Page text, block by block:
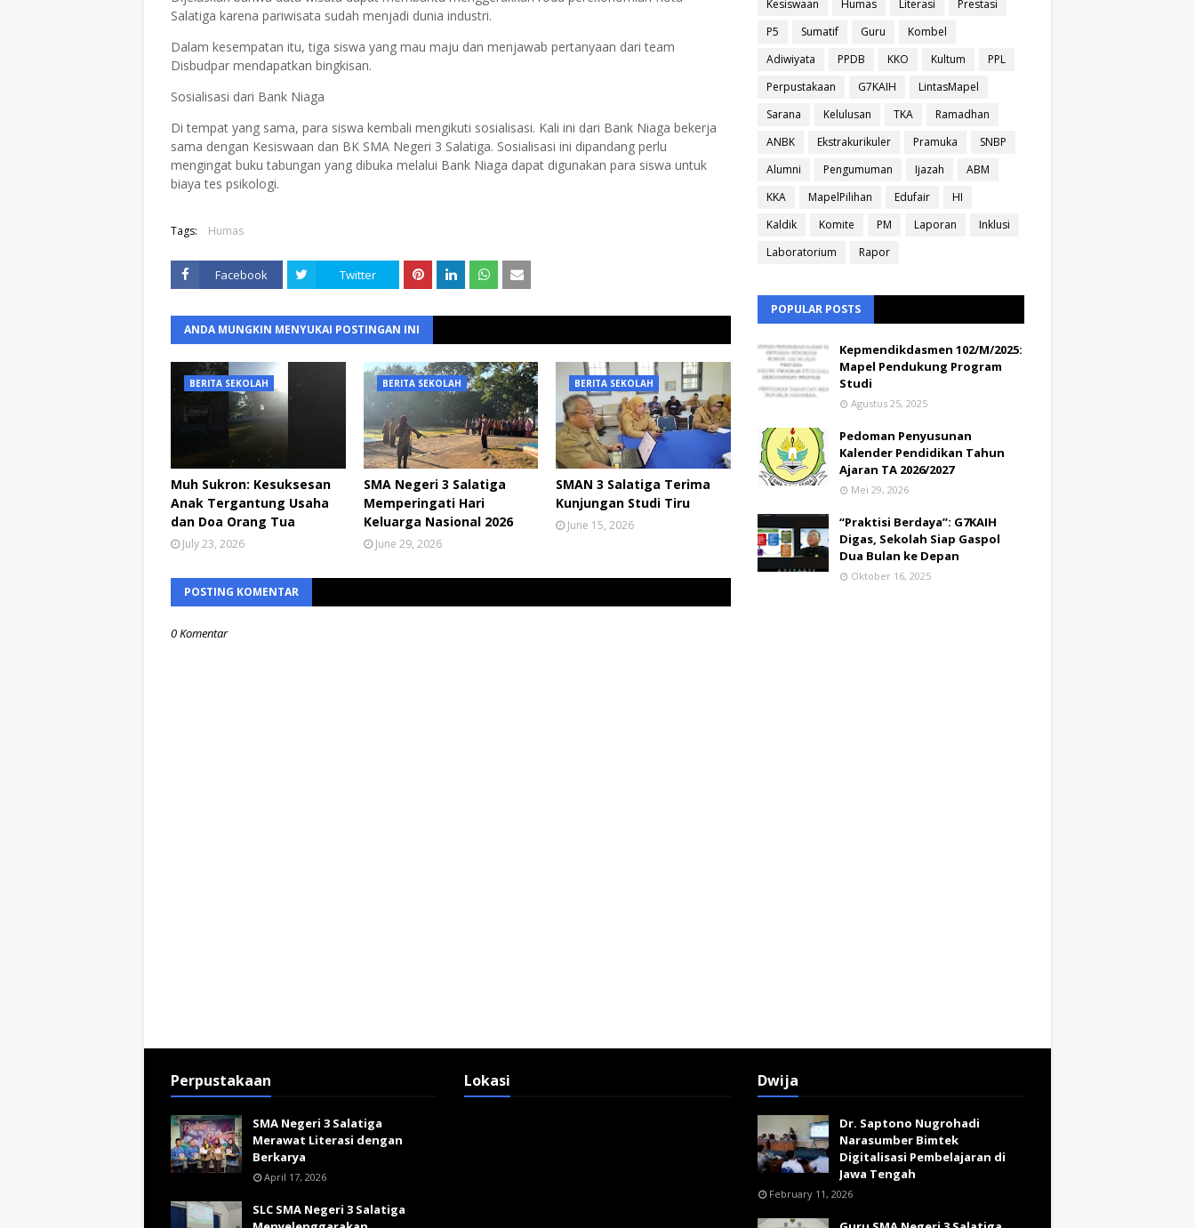
Salatiga karena pariwisata sudah menjadi dunia industri.
Dalam kesempatan itu, tiga siswa yang mau maju dan menjawab pertanyaan dari team
Disbudpar mendapatkan bingkisan.
Sosialisasi dari Bank Niaga
Di tempat yang sama, para siswa kembali mengikuti sosialisasi. Kali ini dari Bank Niaga bekerja
sama dengan Kesiswaan dan BK SMA Negeri 3 Salatiga. Sosialisasi ini dipandang perlu
mengingat buku tabungan yang dibuka melalui Bank Niaga dapat digunakan para siswa untuk
biaya tes psikologi.
Tags: Humas
Facebook Twitter
ANDA MUNGKIN MENYUKAI POSTINGAN INI
BERITA SEKOLAH
Muh Sukron: Kesuksesan
Anak Tergantung Usaha
dan Doa Orang Tua
July 23, 2026
BERITA SEKOLAH
SMA Negeri 3 Salatiga
Memperingati Hari
Keluarga Nasional 2026
June 29, 2026
BERITA SEKOLAH
SMAN 3 Salatiga Terima
Kunjungan Studi Tiru
June 15, 2026
POSTING KOMENTAR
0 Komentar
Kesiswaan
Humas Literasi
Prestasi
P5
Sumatif Guru
Kombel
Adiwiyata
PPDB KKO Kultum
PPL
Perpustakaan
G7KAIH
LintasMapel
Sarana
Kelulusan TKA
Ramadhan
ANBK
Ekstrakurikuler Pramuka
SNBP
Alumni
Pengumuman Ijazah
ABM
KKA
MapelPilihan Edufair
HI
Kaldik
Komite PM Laporan
Inklusi
Laboratorium
Rapor
POPULAR POSTS
Kepmendikdasmen 102/M/2025:
Mapel Pendukung Program
Studi
Agustus 25, 2025
Pedoman Penyusunan
Kalender Pendidikan Tahun
Ajaran TA 2026/2027
Mei 29, 2026
“Praktisi Berdaya”: G7KAIH
Digas, Sekolah Siap Gaspol
Dua Bulan ke Depan
Oktober 16, 2025
Perpustakaan
SMA Negeri 3 Salatiga
Merawat Literasi dengan
Berkarya
April 17, 2026
SLC SMA Negeri 3 Salatiga
Lokasi Dwija
Dr. Saptono Nugrohadi
Narasumber Bimtek
Digitalisasi Pembelajaran di
Jawa Tengah
February 11, 2026